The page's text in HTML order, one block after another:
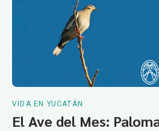
VIDA EN YUCATÁN
El Ave del Mes: